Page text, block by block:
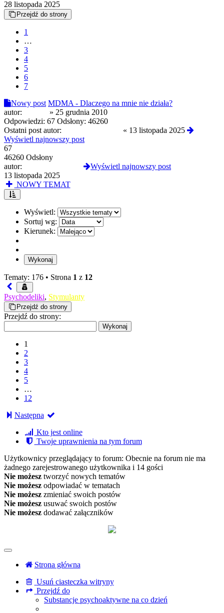
28 listopada 2025
Przejdź do strony
1
…
3
4
5
6
7
Nowy post MDMA - Dlaczego na mnie nie działa?
autor:
» 25 grudnia 2010
Odpowiedzi: 67 Odsłony: 46260
Ostatni post autor:
« 13 listopada 2025
Wyświetl najnowszy post
67
46260 Odsłony
autor:
Wyświetl najnowszy post
13 listopada 2025
NOWY TEMAT
Wyświetl:
Sortuj wg:
Kierunek:
Tematy: 176 • Strona 1 z 12
Psychodeliki, Stymulanty
Przejdź do strony
Przejdź do strony:
1
2
3
4
5
…
12
Następna
Kto jest online
Twoje uprawnienia na tym forum
Użytkownicy przeglądający to forum: Obecnie na forum nie ma
żadnego zarejestrowanego użytkownika i 14 gości
Nie możesz tworzyć nowych tematów
Nie możesz odpowiadać w tematach
Nie możesz zmieniać swoich postów
Nie możesz usuwać swoich postów
Nie możesz dodawać załączników
Strona główna
Usuń ciasteczka witryny
Przejdź do
Substancje psychoaktywne na co dzień